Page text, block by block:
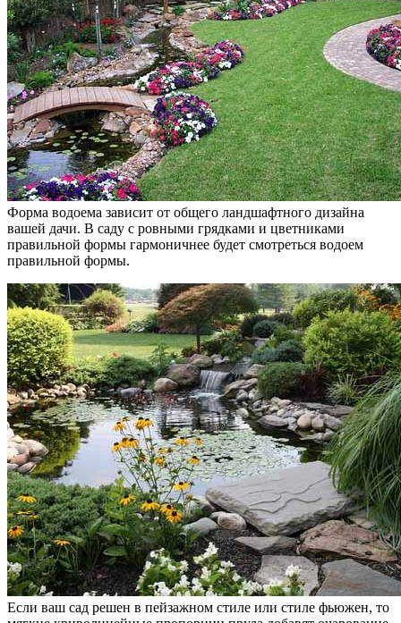
Форма водоема зависит от общего ландшафтного дизайна
вашей дачи. В саду с ровными грядками и цветниками
правильной формы гармоничнее будет смотреться водоем
правильной формы.
Если ваш сад решен в пейзажном стиле или стиле фьюжен, то